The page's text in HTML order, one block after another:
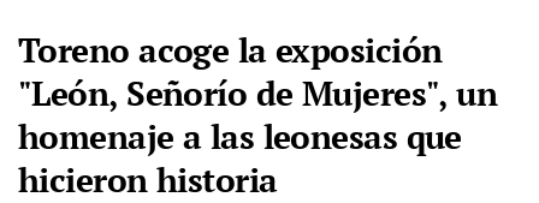
Toreno acoge la exposición
"León, Señorío de Mujeres", un
homenaje a las leonesas que
hicieron historia